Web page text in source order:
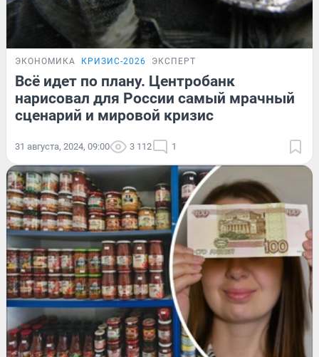
ЭКОНОМИКА КРИЗИС-2026 ЭКСПЕРТ
Всё идет по плану. Центробанк
нарисовал для России самый мрачный
сценарий и мировой кризис
31 августа, 2024, 09:00 3 112 1